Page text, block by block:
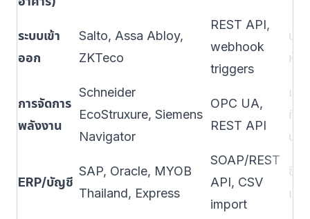
ระบบเข้า
ออก
Salto, Assa Abloy,
ZKTeco
REST API,
webhook
triggers
บัน
ห้า
การจัดการ
พลังงาน
Schneider
EcoStruxure, Siemens
Navigator
OPC UA,
REST API
เชื่
ที่ล
บำ
ERP/บัญชี
SAP, Oracle, MYOB
Thailand, Express
SOAP/REST
API, CSV
import
ซิง
แจ้